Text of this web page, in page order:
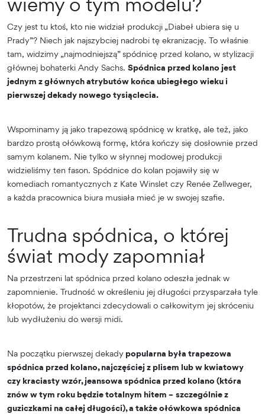
Czy jest tu ktoś, kto nie widział produkcji „Diabeł ubiera się u
Prady”? Niech jak najszybciej nadrobi tę ekranizację. To właśnie
tam, widzimy „najmodniejszą” spódnicę przed kolano, w stylizacji
głównej bohaterki Andy Sachs. Spódnica przed kolano jest
jednym z głównych atrybutów końca ubiegłego wieku i
pierwszej dekady nowego tysiąclecia.
Wspominamy ją jako trapezową spódnicę w kratkę, ale też, jako
bardzo prostą ołówkową formę, która kończy się dosłownie przed
samym kolanem. Nie tylko w słynnej modowej produkcji
widzieliśmy ten fason. Spódnice do kolan pojawiły się w
komediach romantycznych z Kate Winslet czy Renée Zellweger,
a każda pracownica biura musiała mieć je w swojej szafie.
Trudna spódnica, o której
świat mody zapomniał
Na przestrzeni lat spódnica przed kolano odeszła jednak w
zapomnienie. Trudność w określeniu jej długości przysparzała tyle
kłopotów, że projektanci zdecydowali o całkowitym jej skróceniu
lub wydłużeniu do wersji midi.
Na początku pierwszej dekady popularna była trapezowa
spódnica przed kolano, najczęściej z plisem lub w kwiatowy
czy kraciasty wzór, jeansowa spódnica przed kolano (która
znów w tym roku będzie totalnym hitem – szczególnie z
guziczkami na całej długości), a także ołówkowa spódnica